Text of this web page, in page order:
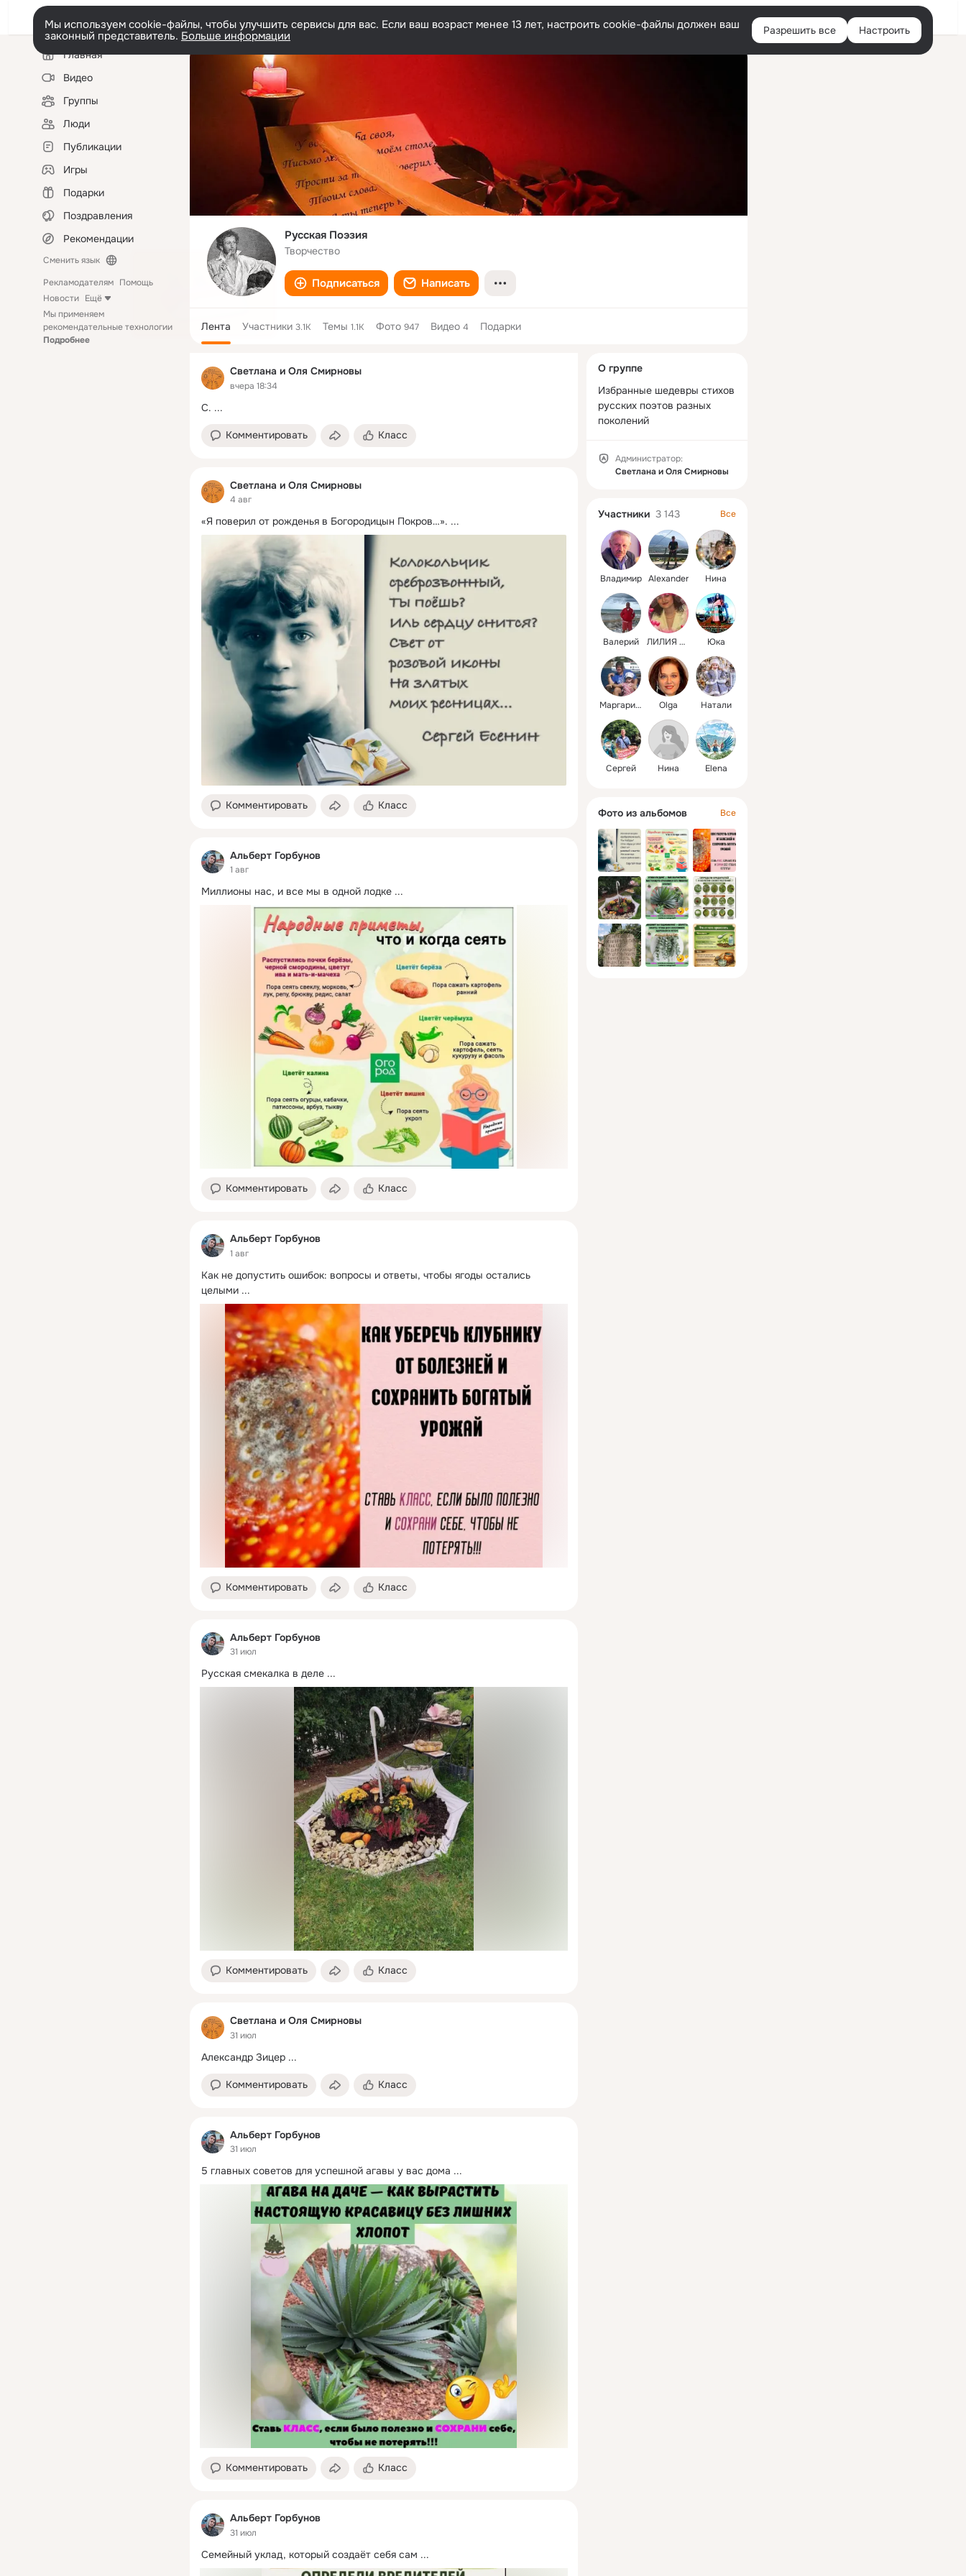
Войти
Мы используем cookie-файлы, чтобы улучшить сервисы для вас. Если ваш возраст менее 13 лет, настроить cookie-файлы должен ваш
законный представитель. Больше информации Разрешить все Настроить
Левая
колонкаГлавная
Видео
Группы
Люди
Публикации
Игры
Подарки
Поздравления
Рекомендации
Сменить язык
Рекламодателям Помощь
Новости Ещё
Мы применяем
рекомендательные технологии
Подробнее
Русская Поэзия
Творчество
Подписаться Написать
Лента Участники 3.1K Темы 1.1K Фото 947 Видео 4 Подарки
Светлана и Оля Смирновы
вчера 18:34
С. ...
Комментировать Класс
Светлана и Оля Смирновы
4 авг
«Я поверил от рожденья в Богородицын Покров…». ...
Комментировать Класс
Альберт Горбунов
1 авг
Миллионы нас, и все мы в одной лодке ...
Комментировать Класс
Альберт Горбунов
1 авг
Как не допустить ошибок: вопросы и ответы, чтобы ягоды остались
целыми ...
Комментировать Класс
Альберт Горбунов
31 июл
Русская смекалка в деле ...
Комментировать Класс
Светлана и Оля Смирновы
31 июл
Александр Зицер ...
Комментировать Класс
Альберт Горбунов
31 июл
5 главных советов для успешной агавы у вас дома ...
Комментировать Класс
Альберт Горбунов
31 июл
Семейный уклад, который создаёт себя сам ...
колонка
О группе
Избранные шедевры стихов
русских поэтов разных
поколений
Администратор:
Светлана и Оля Смирновы
Участники 3 143 Все
Владимир Alexander Нина
Валерий ЛИЛИЯ НИКОЛАЕВНА Юка
Маргарита Olga Натали
Сергей Нина Elena
Фото из альбомов Все